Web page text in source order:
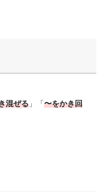
混ぜる 」「〜をかき回